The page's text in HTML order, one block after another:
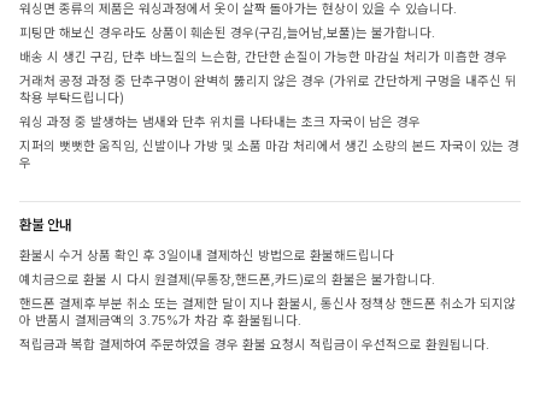
워싱면 종류의 제품은 워싱과정에서 옷이 살짝 돌아가는 현상이 있을 수 있습니다.
피팅만 해보신 경우라도 상품이 훼손된 경우(구김,늘어남,보풀)는 불가합니다.
배송 시 생긴 구김, 단추 바느질의 느슨함, 간단한 손질이 가능한 마감실 처리가 미흡한 경우
거래처 공정 과정 중 단추구멍이 완벽히 뚫리지 않은 경우 (가위로 간단하게 구멍을 내주신 뒤
착용 부탁드립니다)
워싱 과정 중 발생하는 냄새와 단추 위치를 나타내는 초크 자국이 남은 경우
지퍼의 뻣뻣한 움직임, 신발이나 가방 및 소품 마감 처리에서 생긴 소량의 본드 자국이 있는 경
우
환불 안내
환불시 수거 상품 확인 후 3일이내 결제하신 방법으로 환불해드립니다
예치금으로 환불 시 다시 원결제(무통장,핸드폰,카드)로의 환불은 불가합니다.
핸드폰 결제후 부분 취소 또는 결제한 달이 지나 환불시, 통신사 정책상 핸드폰 취소가 되지않
아 반품시 결제금액의 3.75%가 차감 후 환불됩니다.
적립금과 복합 결제하여 주문하였을 경우 환불 요청시 적립금이 우선적으로 환원됩니다.